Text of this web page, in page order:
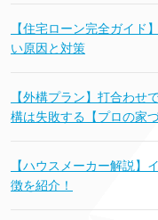
【住宅ローン完全ガイド
い原因と対策
【外構プラン】打合わせ
構は失敗する【プロの家づ
【ハウスメーカー解説】
徴を紹介！